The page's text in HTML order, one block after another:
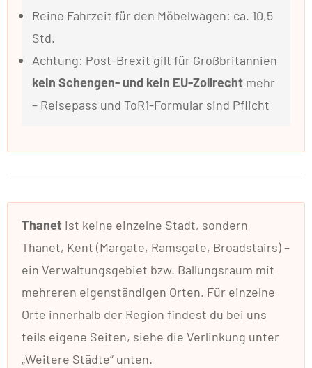
Reine Fahrzeit für den Möbelwagen: ca. 10,5
Std.
Achtung: Post-Brexit gilt für Großbritannien
kein Schengen- und kein EU-Zollrecht mehr
– Reisepass und ToR1-Formular sind Pflicht
Thanet ist keine einzelne Stadt, sondern
Thanet, Kent (Margate, Ramsgate, Broadstairs) –
ein Verwaltungsgebiet bzw. Ballungsraum mit
mehreren eigenständigen Orten. Für einzelne
Orte innerhalb der Region findest du bei uns
teils eigene Seiten, siehe die Verlinkung unter
„Weitere Städte“ unten.